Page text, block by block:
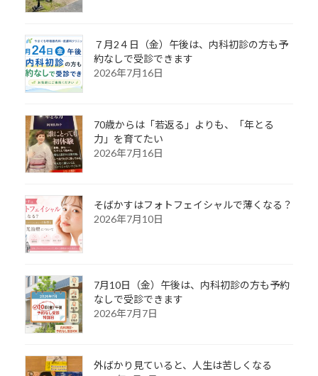
７月2４日（金）午後は、内科初診の方も予
約なしで受診できます
2026年7月16日
70歳からは「若返る」よりも、「年とる
力」を育てたい
2026年7月16日
そばかすはフォトフェイシャルで薄くなる？
2026年7月10日
7月10日（金）午後は、内科初診の方も予約
なしで受診できます
2026年7月7日
外ばかり見ていると、人生は苦しくなる